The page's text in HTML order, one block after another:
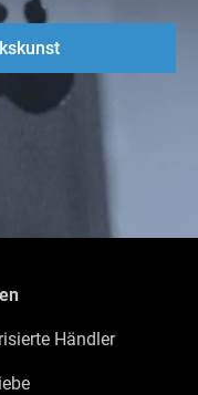
Händler